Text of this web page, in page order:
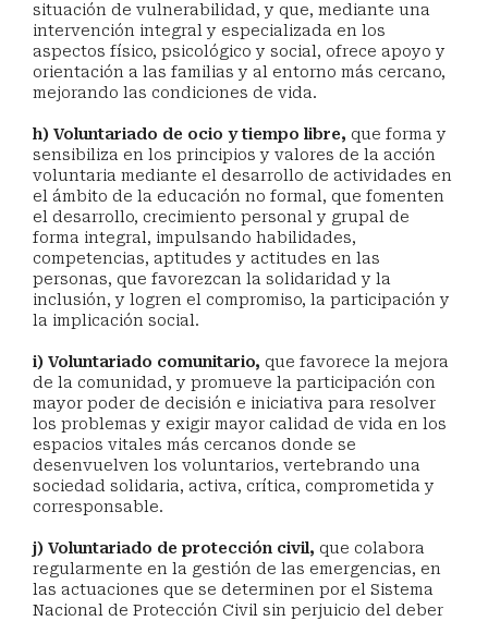
situación de vulnerabilidad, y que, mediante una
intervención integral y especializada en los
aspectos físico, psicológico y social, ofrece apoyo y
orientación a las familias y al entorno más cercano,
mejorando las condiciones de vida.
h) Voluntariado de ocio y tiempo libre, que forma y
sensibiliza en los principios y valores de la acción
voluntaria mediante el desarrollo de actividades en
el ámbito de la educación no formal, que fomenten
el desarrollo, crecimiento personal y grupal de
forma integral, impulsando habilidades,
competencias, aptitudes y actitudes en las
personas, que favorezcan la solidaridad y la
inclusión, y logren el compromiso, la participación y
la implicación social.
i) Voluntariado comunitario, que favorece la mejora
de la comunidad, y promueve la participación con
mayor poder de decisión e iniciativa para resolver
los problemas y exigir mayor calidad de vida en los
espacios vitales más cercanos donde se
desenvuelven los voluntarios, vertebrando una
sociedad solidaria, activa, crítica, comprometida y
corresponsable.
j) Voluntariado de protección civil, que colabora
regularmente en la gestión de las emergencias, en
las actuaciones que se determinen por el Sistema
Nacional de Protección Civil sin perjuicio del deber